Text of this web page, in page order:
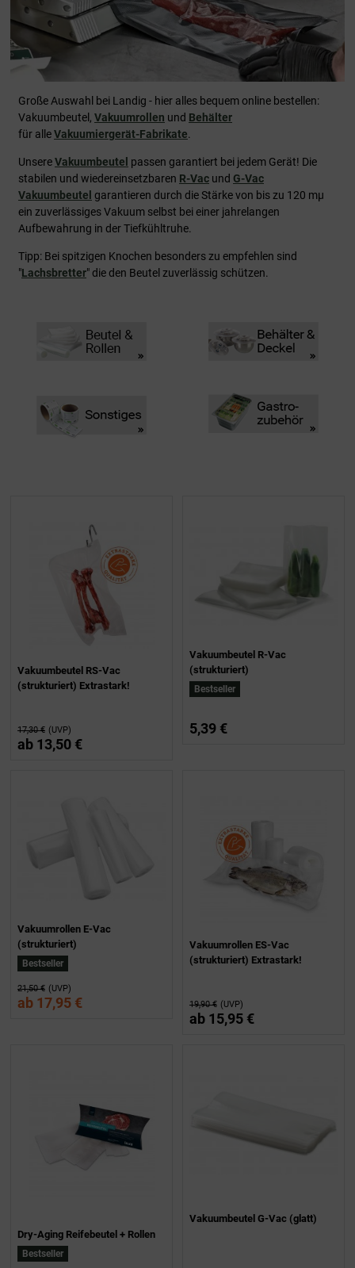
Große Auswahl bei Landig - hier alles bequem online bestellen:
Vakuumbeutel, Vakuumrollen und Behälter
für alleVakuumiergerät-Fabrikate.
UnsereVakuumbeutel passen garantiert bei jedem Gerät! Die
stabilen und wiedereinsetzbaren R-Vac und G-Vac
Vakuumbeutel garantieren durch die Stärke von bis zu 120 mµ
ein zuverlässiges Vakuum selbst bei einer jahrelangen
Aufbewahrung in der Tiefkühltruhe.
Tipp: Bei spitzigen Knochen besonders zu empfehlen sind
"Lachsbretter" die den Beutel zuverlässig schützen.
Vakuumbeutel RS-Vac
(strukturiert) Extrastark!
17,30 € (UVP)
ab 13,50 €
Vakuumbeutel R-Vac
(strukturiert)
Bestseller
5,39 €
Vakuumrollen E-Vac
(strukturiert)
Bestseller
21,50 € (UVP)
ab 17,95 €
Vakuumrollen ES-Vac
(strukturiert) Extrastark!
19,90 € (UVP)
ab 15,95 €
Dry-Aging Reifebeutel + Rollen
Bestseller
Vakuumbeutel G-Vac (glatt)